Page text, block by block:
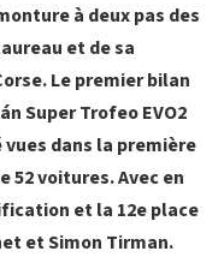
à deux pas des
et de sa
Le premier bilan
Super Trofeo EVO2
dans la première
52 voitures. Avec en
et la 12e place
et Simon Tirman.